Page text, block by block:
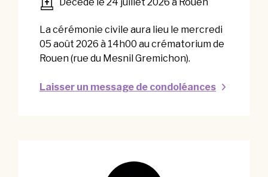
La cérémonie civile aura lieu le mercredi
05 août 2026 à 14h00 au crématorium de
Rouen (rue du Mesnil Gremichon).
Laisser un message de condoléances